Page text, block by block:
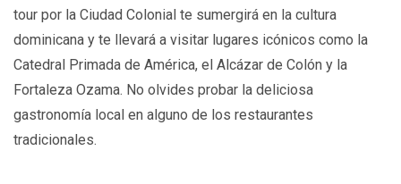
tour por la Ciudad Colonial te sumergirá en la cultura
dominicana y te llevará a visitar lugares icónicos como la
Catedral Primada de América, el Alcázar de Colón y la
Fortaleza Ozama. No olvides probar la deliciosa
gastronomía local en alguno de los restaurantes
tradicionales.